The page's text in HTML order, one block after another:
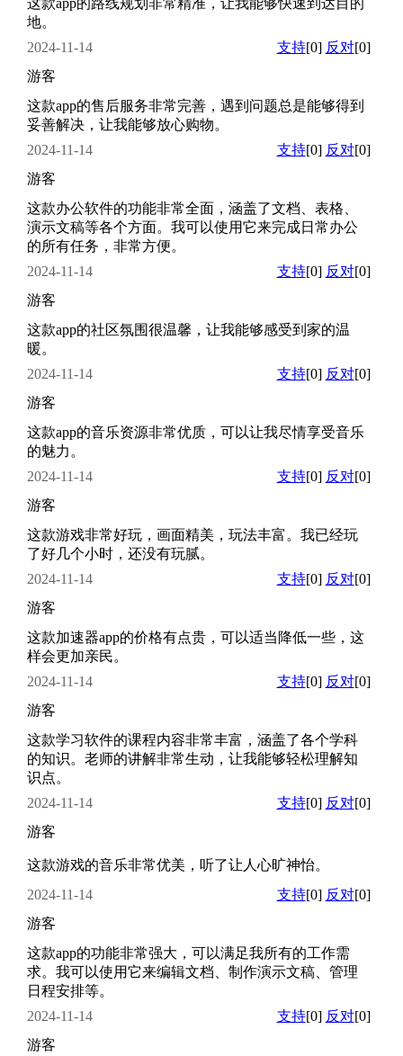
地。
2024-11-14
支持[0] 反对[0]
游客
这款app的售后服务非常完善，遇到问题总是能够得到
妥善解决，让我能够放心购物。
2024-11-14
支持[0] 反对[0]
游客
这款办公软件的功能非常全面，涵盖了文档、表格、
演示文稿等各个方面。我可以使用它来完成日常办公
的所有任务，非常方便。
2024-11-14
支持[0] 反对[0]
游客
这款app的社区氛围很温馨，让我能够感受到家的温
暖。
2024-11-14
支持[0] 反对[0]
游客
这款app的音乐资源非常优质，可以让我尽情享受音乐
的魅力。
2024-11-14
支持[0] 反对[0]
游客
这款游戏非常好玩，画面精美，玩法丰富。我已经玩
了好几个小时，还没有玩腻。
2024-11-14
支持[0] 反对[0]
游客
这款加速器app的价格有点贵，可以适当降低一些，这
样会更加亲民。
2024-11-14
支持[0] 反对[0]
游客
这款学习软件的课程内容非常丰富，涵盖了各个学科
的知识。老师的讲解非常生动，让我能够轻松理解知
识点。
2024-11-14
支持[0] 反对[0]
游客
这款游戏的音乐非常优美，听了让人心旷神怡。
2024-11-14
支持[0] 反对[0]
游客
这款app的功能非常强大，可以满足我所有的工作需
求。我可以使用它来编辑文档、制作演示文稿、管理
日程安排等。
2024-11-14
支持[0] 反对[0]
游客